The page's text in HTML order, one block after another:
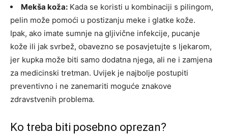
Mekša koža: Kada se koristi u kombinaciji s pilingom,
pelin može pomoći u postizanju meke i glatke kože.
Ipak, ako imate sumnje na gljivične infekcije, pucanje
kože ili jak svrbež, obavezno se posavjetujte s ljekarom,
jer kupka može biti samo dodatna njega, ali ne i zamjena
za medicinski tretman. Uvijek je najbolje postupiti
preventivno i ne zanemariti moguće znakove
zdravstvenih problema.
Ko treba biti posebno oprezan?